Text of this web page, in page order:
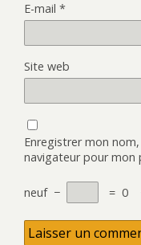
E-mail *
Site web
Enregistrer mon
navigateur pour mon
neuf − = 0